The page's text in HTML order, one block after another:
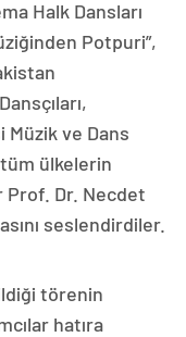
Halk Dansları
Potpuri”,
ve Dans
tüm ülkelerin
Prof. Dr. Necdet
seslendirdiler.
törenin
hatıra